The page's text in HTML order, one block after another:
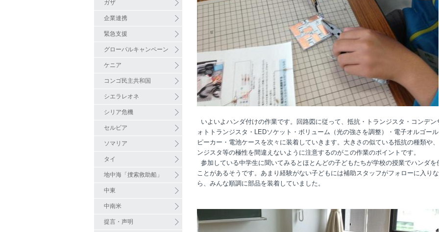
ガザ
企業連携
緊急支援
グローバルキャンペーン
ケニア
コンゴ民主共和国
シエラレオネ
シリア危機
セルビア
ソマリア
タイ
地中海「捜索救助船」
中東
中南米
提言・声明
いよいよハンダ付けの作業です。回路図に従って、抵抗・トランジスタ・コンデン
ォトトランジスタ・LEDソケット・ボリューム（光の強さを調整）・電子オルゴー
ピーカー・電池ケースを次々に装着していきます。大きさの似ている抵抗の種類や
ンジスタ等の極性を間違えないように注意するのがこの作業のポイントです。
参加している中学生に聞いてみるとほとんどの子どもたちが学校の授業でハンダを
ことがあるそうです。あまり経験がない子どもには補助スタッフがフォローに入り
ら、みんな順調に部品を装着していました。